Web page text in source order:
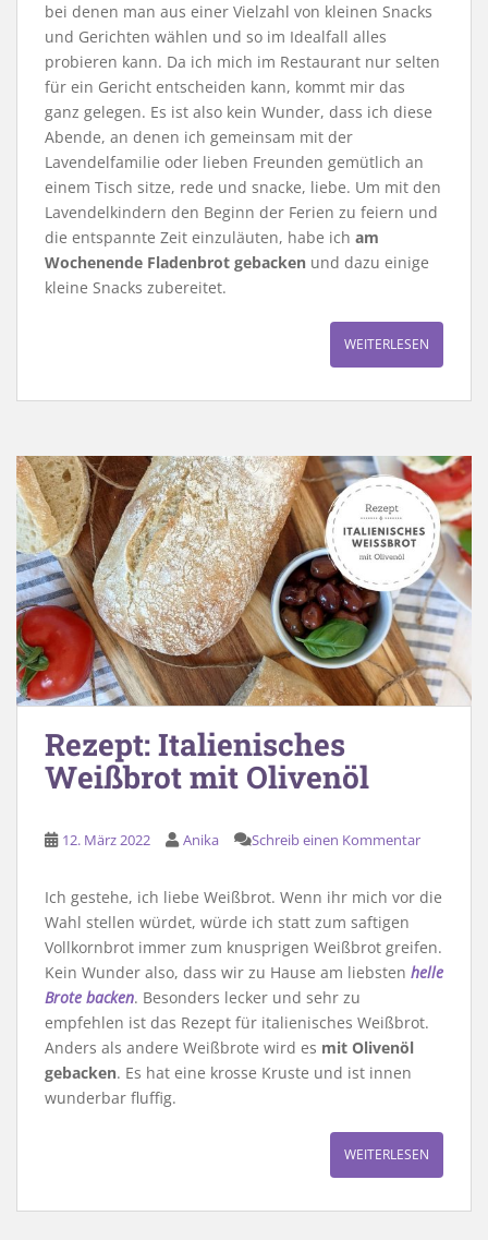
bei denen man aus einer Vielzahl von kleinen Snacks
und Gerichten wählen und so im Idealfall alles
probieren kann. Da ich mich im Restaurant nur selten
für ein Gericht entscheiden kann, kommt mir das
ganz gelegen. Es ist also kein Wunder, dass ich diese
Abende, an denen ich gemeinsam mit der
Lavendelfamilie oder lieben Freunden gemütlich an
einem Tisch sitze, rede und snacke, liebe. Um mit den
Lavendelkindern den Beginn der Ferien zu feiern und
die entspannte Zeit einzuläuten, habe ich am
Wochenende Fladenbrot gebacken und dazu einige
kleine Snacks zubereitet.
WEITERLESEN
Rezept: Italienisches
Weißbrot mit Olivenöl
12. März 2022 Anika Schreib einen Kommentar
Ich gestehe, ich liebe Weißbrot. Wenn ihr mich vor die
Wahl stellen würdet, würde ich statt zum saftigen
Vollkornbrot immer zum knusprigen Weißbrot greifen.
Kein Wunder also, dass wir zu Hause am liebsten helle
Brote backen. Besonders lecker und sehr zu
empfehlen ist das Rezept für italienisches Weißbrot.
Anders als andere Weißbrote wird es mit Olivenöl
gebacken. Es hat eine krosse Kruste und ist innen
wunderbar fluffig.
WEITERLESEN